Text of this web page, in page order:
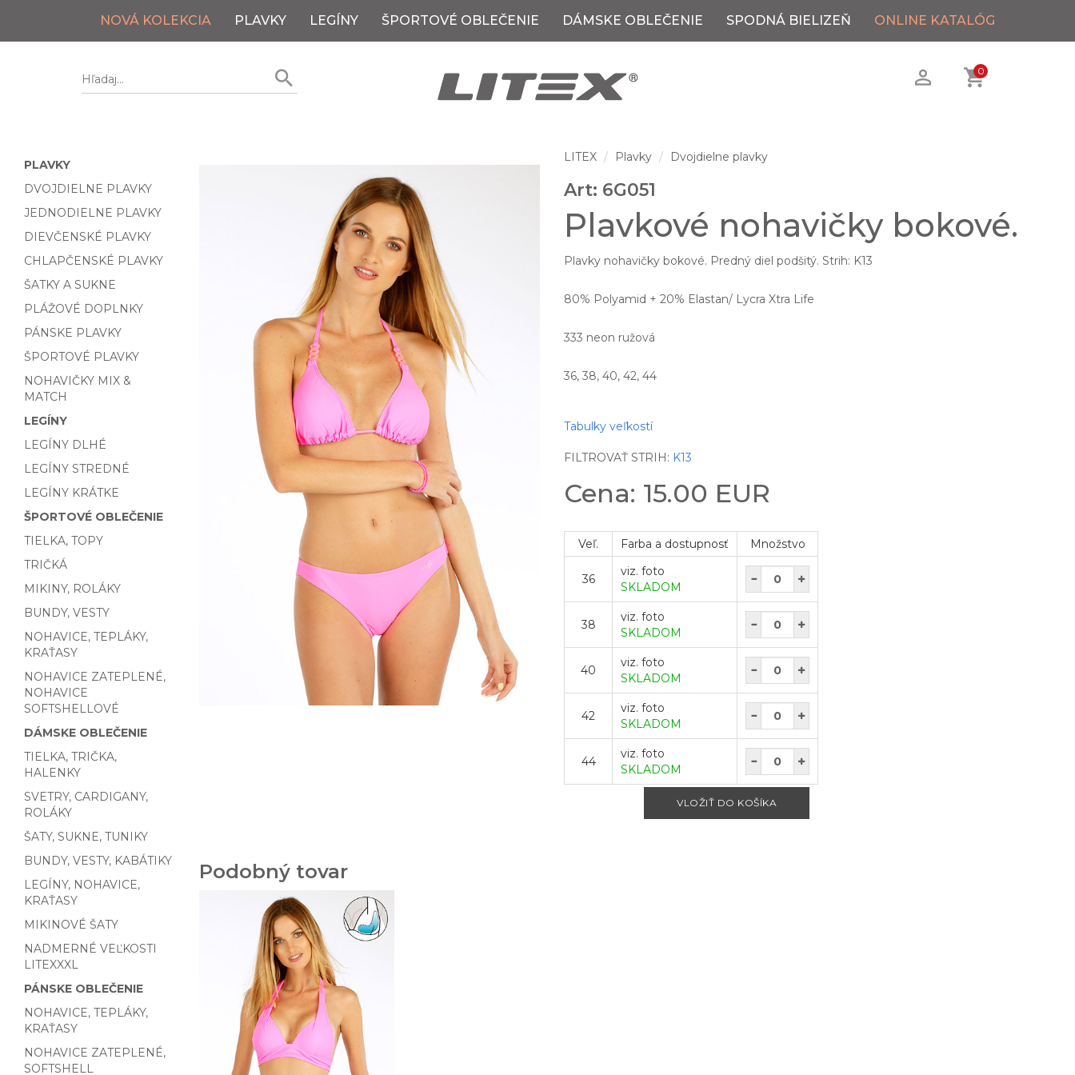
NOVÁ KOLEKCIA PLAVKY LEGÍNY ŠPORTOVÉ OBLEČENIE DÁMSKE OBLEČENIE SPODNÁ BIELIZEŇ ONLINE KATALÓG
0
PLAVKY
DVOJDIELNE PLAVKY
JEDNODIELNE PLAVKY
DIEVČENSKÉ PLAVKY
CHLAPČENSKÉ PLAVKY
ŠATKY A SUKNE
PLÁŽOVÉ DOPLNKY
PÁNSKE PLAVKY
ŠPORTOVÉ PLAVKY
NOHAVIČKY MIX &
MATCH
LEGÍNY
LEGÍNY DLHÉ
LEGÍNY STREDNÉ
LEGÍNY KRÁTKE
ŠPORTOVÉ OBLEČENIE
TIELKA, TOPY
TRIČKÁ
MIKINY, ROLÁKY
BUNDY, VESTY
NOHAVICE, TEPLÁKY,
KRAŤASY
NOHAVICE ZATEPLENÉ,
NOHAVICE
SOFTSHELLOVÉ
DÁMSKE OBLEČENIE
TIELKA, TRIČKA,
HALENKY
SVETRY, CARDIGANY,
ROLÁKY
ŠATY, SUKNE, TUNIKY
BUNDY, VESTY, KABÁTIKY
LEGÍNY, NOHAVICE,
KRAŤASY
MIKINOVÉ ŠATY
NADMERNÉ VEĽKOSTI
LITEXXXL
PÁNSKE OBLEČENIE
NOHAVICE, TEPLÁKY,
KRAŤASY
NOHAVICE ZATEPLENÉ,
SOFTSHELL
LITEX Plavky Dvojdielne plavky
Art: 6G051
Plavkové nohavičky bokové.
Plavky nohavičky bokové. Predný diel podšitý. Strih: K13
80% Polyamid + 20% Elastan/ Lycra Xtra Life
333 neon ružová
36, 38, 40, 42, 44
Tabulky veľkostí
FILTROVAŤ STRIH: K13
Cena: 15.00 EUR
Veľ. Farba a dostupnosť Množstvo
36
viz. foto
SKLADOM
38
viz. foto
SKLADOM
40
viz. foto
SKLADOM
42
viz. foto
SKLADOM
44
viz. foto
SKLADOM
Podobný tovar